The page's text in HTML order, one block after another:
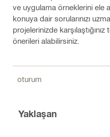
ve uygulama örneklerini ele
konuya dair sorularınızı
projelerinizde
önerileri alabilirsiniz.
oturum
Yaklaşan